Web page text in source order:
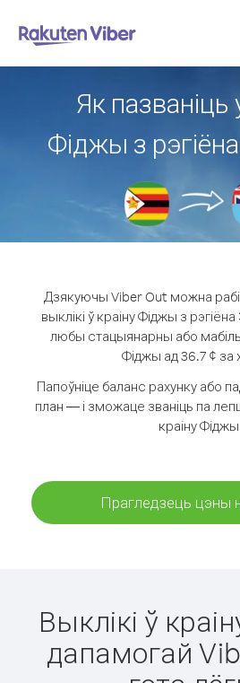
Як пазваніць
Фіджы з
Дзякуючы Viber Out можна
выклікі ў краіну Фіджы з
любы стацыянарны або
Фіджы ад 36.7 ¢ за
Папоўніце баланс рахунку або
план — і зможаце званіць па
краіну
Прагледзець цэны
Выклікі ў
дапамогай